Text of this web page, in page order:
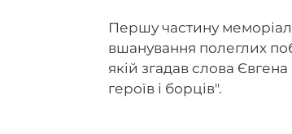
Першу частину
вшанування полеглих
якій згадав слова
героїв і борців".